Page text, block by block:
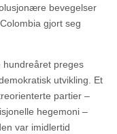
bevegelser
gjort seg
hundreåret preges
utvikling. Et
partier –
hegemoni –
var imidlertid